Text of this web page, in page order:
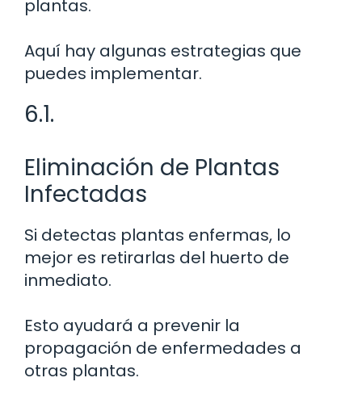
plantas.
Aquí hay algunas estrategias que
puedes implementar.
6.1.
Eliminación de Plantas
Infectadas
Si detectas plantas enfermas, lo
mejor es retirarlas del huerto de
inmediato.
Esto ayudará a prevenir la
propagación de enfermedades a
otras plantas.